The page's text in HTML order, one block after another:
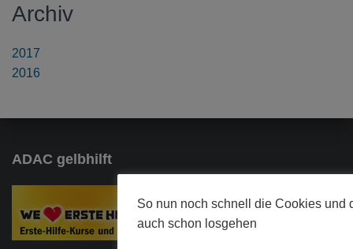
Archiv
2017
2016
ADAC gelbhilft
So nun noch schnell die Cookies und
auch schon losgehen